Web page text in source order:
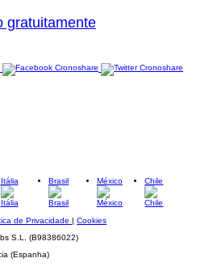
gratuitamente
Itália Brasil México Chile
de Privacidade | Cookies
S.L. (B98386022)
(Espanha)